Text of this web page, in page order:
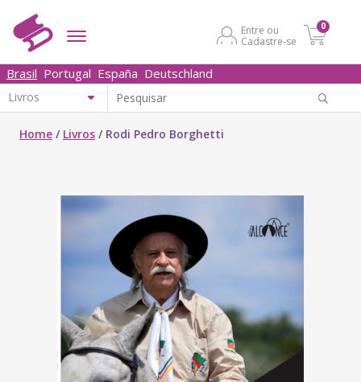
Entre ou
Cadastre-se
0
Brasil Portugal España Deutschland
Home / Livros / Rodi Pedro Borghetti